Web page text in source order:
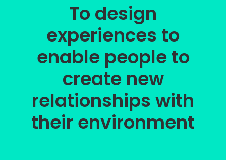
To design
experiences to
enable people to
create new
relationships with
their environment